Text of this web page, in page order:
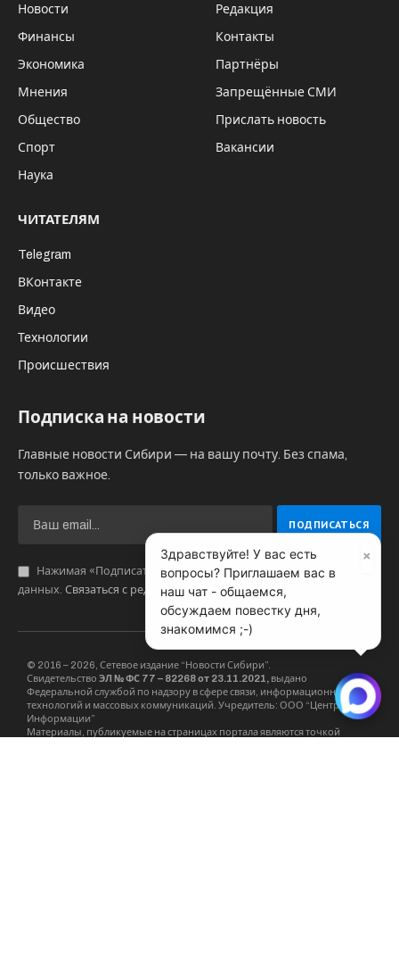
Новости
Финансы
Экономика
Мнения
Общество
Спорт
Наука
Редакция
Контакты
Партнёры
Запрещённые СМИ
Прислать новость
Вакансии
ЧИТАТЕЛЯМ
Telegram
ВКонтакте
Видео
Технологии
Происшествия
Подписка на новости
Главные новости Сибири — на вашу почту. Без спама,
только важное.
Нажимая «Подписаться», вы соглашаетесь с обработкой
данных. Связаться с редакцией.
© 2016 – 2026, Сетевое издание “Новости Сибири”.
Свидетельство ЭЛ № ФС 77 – 82268 от 23.11.2021, выдано
Федеральной службой по надзору в сфере связи, информационных
технологий и массовых коммуникаций. Учредитель: ООО “Центр
Информации”
Материалы, публикуемые на страницах портала являются точкой
×
Здравствуйте! У вас есть
вопросы? Приглашаем вас в
наш чат - общаемся,
обсуждаем повестку дня,
знакомимся ;-)